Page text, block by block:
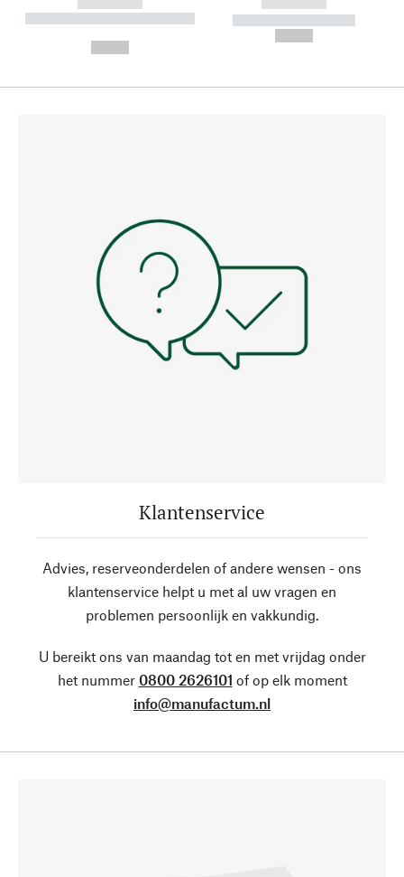
----------- ----------- --------
----------- -----------
Klantenservice
Advies, reserveonderdelen of andere wensen - ons
klantenservice helpt u met al uw vragen en
problemen persoonlijk en vakkundig.
U bereikt ons van maandag tot en met vrijdag onder
het nummer 0800 2626101 of op elk moment
info@manufactum.nl